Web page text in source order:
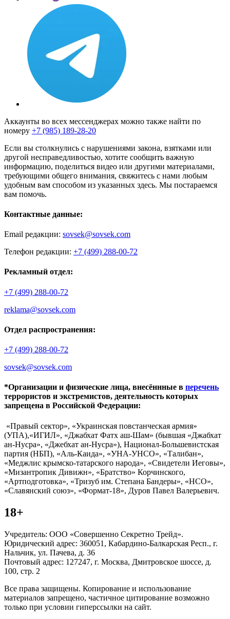
Аккаунты во всех мессенджерах можно также найти по
номеру +7 (985) 189-28-20
Если вы столкнулись с нарушениями закона, взятками или
другой несправедливостью, хотите сообщить важную
информацию, поделиться видео или другими материалами,
требующими общего внимания, свяжитесь с нами любым
удобным вам способом из указанных здесь. Мы постараемся
вам помочь.
Контактные данные:
Email редакции: sovsek@sovsek.com
Телефон редакции: +7 (499) 288-00-72
Рекламный отдел:
+7 (499) 288-00-72
reklama@sovsek.com
Отдел распространения:
+7 (499) 288-00-72
sovsek@sovsek.com
*Организации и физические лица, внесённные в перечень
террористов и экстремистов, деятельность которых
запрещена в Российской Федерации:
«Правый сектор», «Украинская повстанческая армия»
(УПА),«ИГИЛ», «Джабхат Фатх аш-Шам» (бывшая «Джабхат
ан-Нусра», «Джебхат ан-Нусра»), Национал-Большевистская
партия (НБП), «Аль-Каида», «УНА-УНСО», «Талибан»,
«Меджлис крымско-татарского народа», «Свидетели Иеговы»,
«Мизантропик Дивижн», «Братство» Корчинского,
«Артподготовка», «Тризуб им. Степана Бандеры», «НСО»,
«Славянский союз», «Формат-18», Дуров Павел Валерьевич.
18+
Учредитель: ООО «Совершенно Секретно Трейд».
Юридический адрес: 360051, Кабардино-Балкарская Респ., г.
Нальчик, ул. Пачева, д. 36
Почтовый адрес: 127247, г. Москва, Дмитровское шоссе, д.
100, стр. 2
Все права защищены. Копирование и использование
материалов запрещено, частичное цитирование возможно
только при условии гиперссылки на сайт.